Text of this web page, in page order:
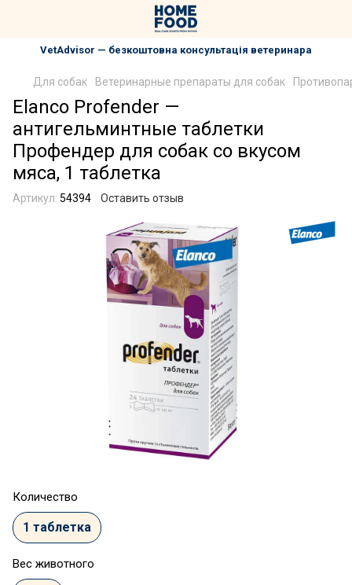
VetAdvisor — безкоштовна консультація ветеринара
Для собак Ветеринарные препараты для собак
Elanco Profender —
антигельминтные таблетки
Профендер для собак со вкусом
мяса, 1 таблетка
Артикул: 54394 Оставить отзыв
Количество
1 таблетка
Вес животного